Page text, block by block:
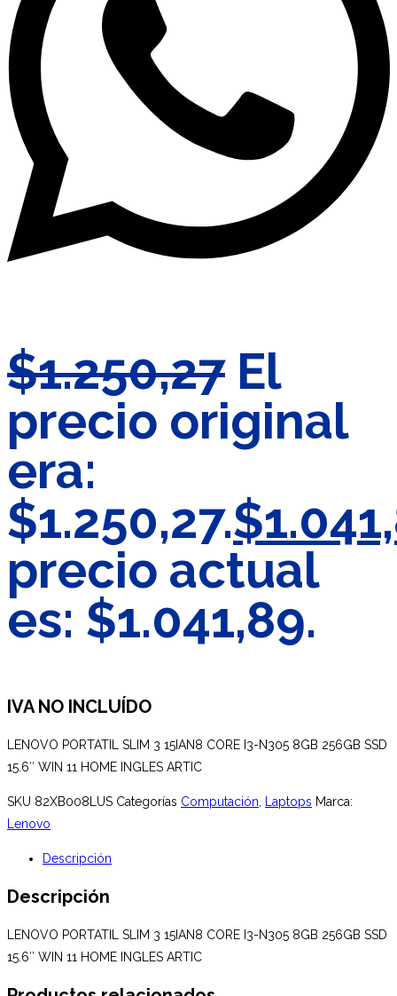
$1.250,27 El
precio original
era:
$1.250,27.$
precio actual
es: $1.041,89.
IVA NO INCLUÍDO
LENOVO PORTATIL SLIM 3 15IAN8 CORE I3-N305 8GB 256GB SSD
15.6″ WIN 11 HOME INGLES ARTIC
SKU 82XB008LUS Categorías Computación Laptops Marca:
Lenovo
Descripción
Descripción
LENOVO PORTATIL SLIM 3 15IAN8 CORE I3-N305 8GB 256GB SSD
15.6″ WIN 11 HOME INGLES ARTIC